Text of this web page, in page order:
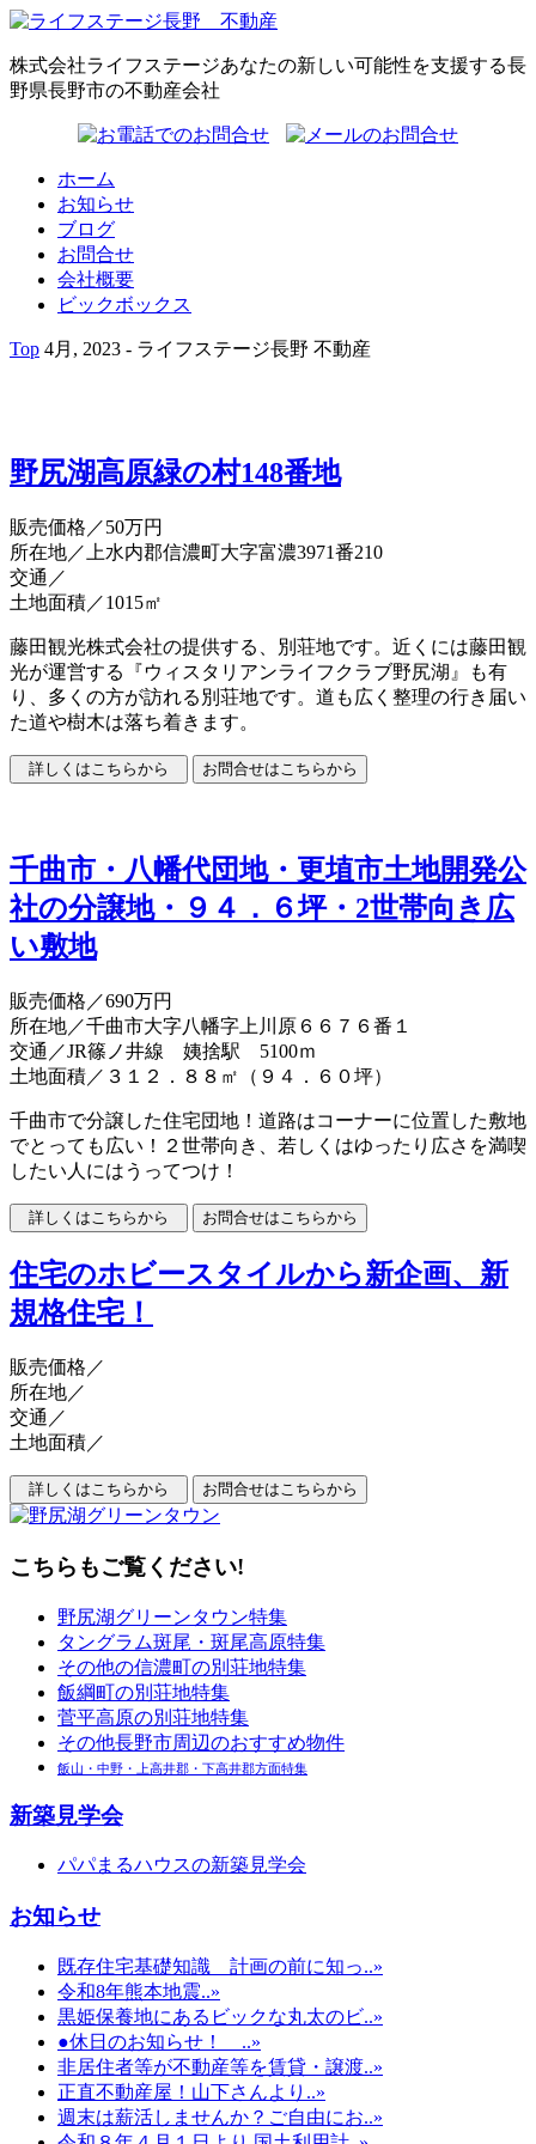
株式会社ライフステージあなたの新しい可能性を支援する長
野県長野市の不動産会社
ホーム
お知らせ
ブログ
お問合せ
会社概要
ビックボックス
Top 4月, 2023 - ライフステージ長野 不動産
野尻湖高原緑の村148番地
販売価格 ／50万円
所在地／上水内郡信濃町大字富濃3971番210
交通／
土地面積／1015㎡
藤田観光株式会社の提供する、別荘地です。近くには藤田観
光が運営する『ウィスタリアンライフクラブ野尻湖』も有
り、多くの方が訪れる別荘地です。道も広く整理の行き届い
た道や樹木は落ち着きます。
千曲市・八幡代団地・更埴市土地開発公
社の分譲地・９４．６坪・2世帯向き広
い敷地
販売価格 ／690万円
所在地／千曲市大字八幡字上川原６６７６番１
交通／JR篠ノ井線 姨捨駅 5100ｍ
土地面積／３１２．８８㎡（９４．６０坪）
千曲市で分譲した住宅団地！道路はコーナーに位置した敷地
でとっても広い！２世帯向き、若しくはゆったり広さを満喫
したい人にはうってつけ！
住宅のホビースタイルから新企画、新
規格住宅！
販売価格 ／
所在地／
交通／
土地面積／
こちらもご覧ください!
野尻湖グリーンタウン特集
タングラム斑尾・斑尾高原特集
その他の信濃町の別荘地特集
飯綱町の別荘地特集
菅平高原の別荘地特集
その他長野市周辺のおすすめ物件
飯山・中野・上高井郡・下高井郡方面特集
新築見学会
パパまるハウスの新築見学会
お知らせ
既存住宅基礎知識 計画の前に知っ..»
令和8年熊本地震..»
黒姫保養地にあるビックな丸太のビ..»
●休日のお知らせ！ ..»
非居住者等が不動産等を賃貸・譲渡..»
正直不動産屋！山下さんより..»
週末は薪活しませんか？ご自由にお..»